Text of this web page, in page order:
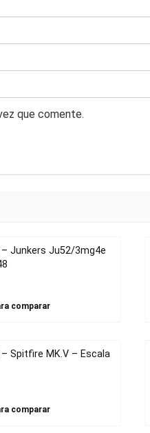
que comente.
– Junkers Ju52/3mg4e
comparar
– Spitfire MK.V – Escala
comparar